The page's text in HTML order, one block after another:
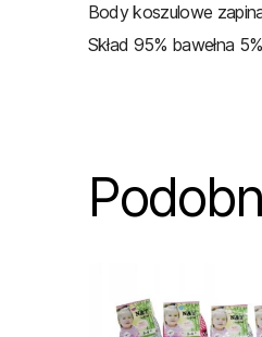
Body koszulowe
Skład 95% bawełna